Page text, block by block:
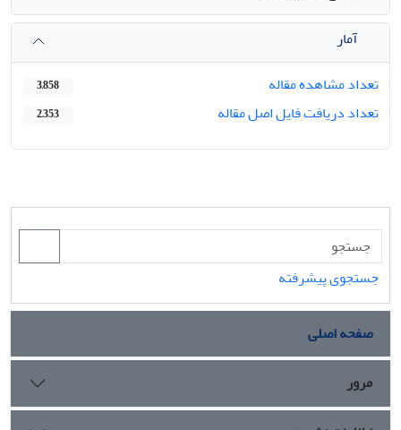
آمار
تعداد مشاهده مقاله
3,858
تعداد دریافت فایل اصل مقاله 2,353
جستجوی پیشرفته
صفحه اصلی
مرور